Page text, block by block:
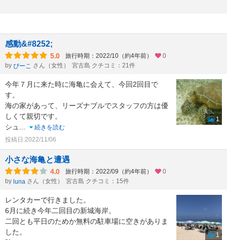
感動&#8252;︎
5.0 旅行時期：2022/10（約4年前）
0
by ぴーこ さん（女性） 宮古島 クチコミ：21件
今年７月に来た時に海亀に会えて、今回2回目で
す。
海の家があって、リーズナブルでスタッフの方は優
しくて親切です。
シュ
続きを読む
投稿日:2022/11/06
1
小さな海亀と遭遇
4.0 旅行時期：2022/09（約4年前）
0
by luna さん（女性） 宮古島 クチコミ：15件
レンタカーで行きました。
6月に続き今年二回目の新城海岸。
二回とも平日のためか無料の駐車場に空きがありま
した。
1